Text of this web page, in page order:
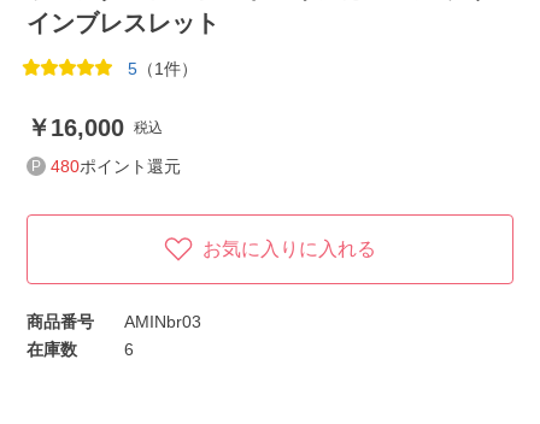
インブレスレット
5 （1件）
16,000 税込
480ポイント還元
お気に入りに入れる
商品番号
AMINbr03
在庫数
6